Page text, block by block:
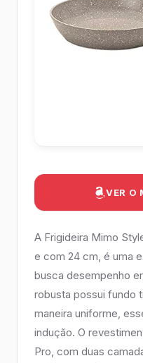
VER O
A Frigideira Mimo
e com 24 cm, é uma
busca desempenho
robusta possui fundo
maneira uniforme,
indução. O
Pro, com duas